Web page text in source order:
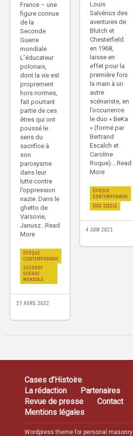
France – une
figure connue
de la
Seconde
Guerre
mondiale.
L’éducateur
polonais,
dont la vie est
proprement
hors normes,
fait pourtant
partie de ces
êtres qui ont
poussé le
sens du
sacrifice à
son
paroxysme
dans leur
lutte contre
l’oppression
nazie. Dans le
ghetto de
Varsovie,
Janusz...Read
More
ÉPOQUE
CONTEMPORAINE
SECONDE
GUERRE
MONDIALE
27 AVRIL 2022
Louis
Salvérius des
aventures de
Blutch et
Chesterfield
en 1968,
laisse en
effet pour la
première fois
la main à un
autre
scénariste, en
l’occurrence
le duo « BeKa
» (formé par
Bertrand
Escalch et
Caroline
Roque)....Read
More
ÉPOQUE
CONTEMPORAINE
XIXE SIÈCLE
4 JUIN 2021
Cases d’Histoire
La rédaction
Partenaires
Revue de presse
Contact
Mentions légales
Wordpress theme for personal masonry